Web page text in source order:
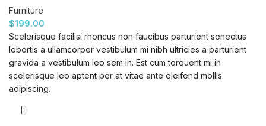
Furniture
$199.00
Scelerisque facilisi rhoncus non faucibus parturient senectus
lobortis a ullamcorper vestibulum mi nibh ultricies a parturient
gravida a vestibulum leo sem in. Est cum torquent mi in
scelerisque leo aptent per at vitae ante eleifend mollis
adipiscing.